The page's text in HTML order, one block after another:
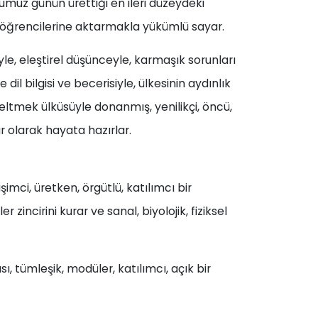
aktarmakla yükümlü sayar.
eleştirel düşünceyle, karmaşık sorunları
bilgisi ve becerisiyle, ülkesinin aydınlık
ülküsüyle donanmış, yenilikçi, öncü,
olarak hayata hazırlar.
üretken, örgütlü, katılımcı bir
zincirini kurar ve sanal, biyolojik, fiziksel
tümleşik, modüler, katılımcı, açık bir